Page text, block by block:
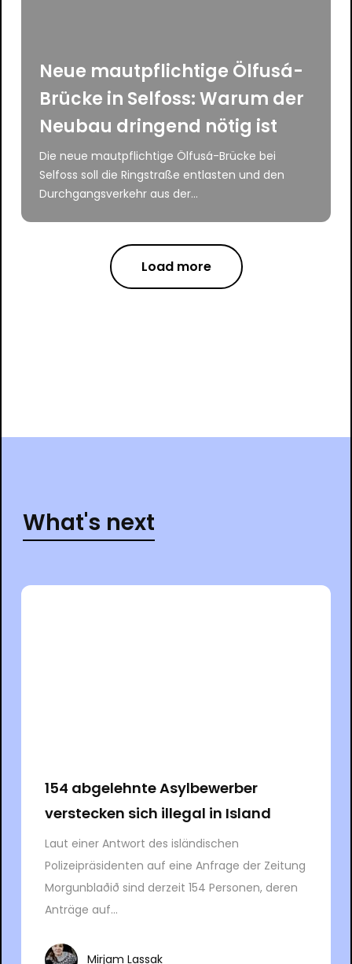
Neue mautpflichtige Ölfusá-
Brücke in Selfoss: Warum der
Neubau dringend nötig ist
Die neue mautpflichtige Ölfusá-Brücke bei
Selfoss soll die Ringstraße entlasten und den
Durchgangsverkehr aus der...
Load more
What's next
154 abgelehnte Asylbewerber
verstecken sich illegal in Island
Laut einer Antwort des isländischen
Polizeipräsidenten auf eine Anfrage der Zeitung
Morgunblaðið sind derzeit 154 Personen, deren
Anträge auf...
Mirjam Lassak